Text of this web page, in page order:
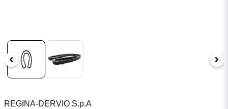
REGINA-DERVIO S.p.A